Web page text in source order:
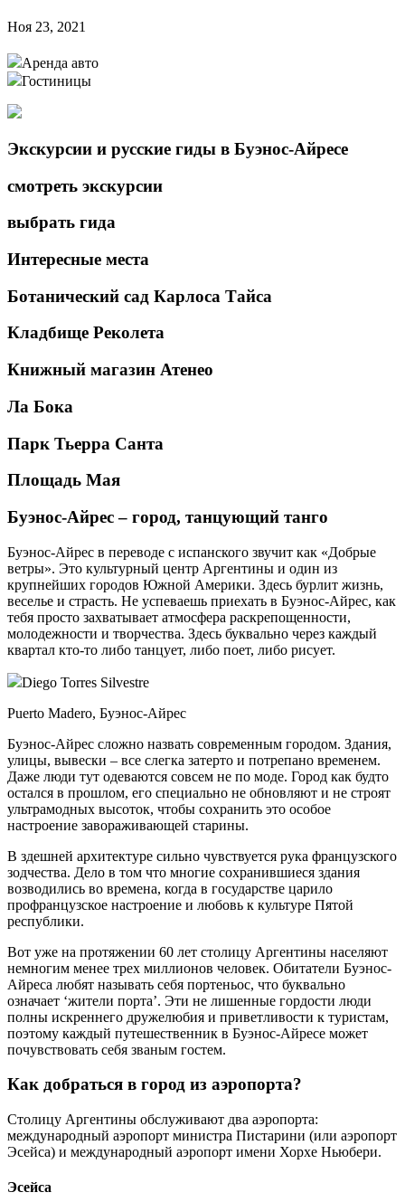
Ноя 23, 2021
Аренда авто
Гостиницы
Экскурсии и русские гиды в Буэнос-Айресе
смотреть экскурсии
выбрать гида
Интересные места
Ботанический сад Карлоса Тайса
Кладбище Реколета
Книжный магазин Атенео
Ла Бока
Парк Тьерра Санта
Площадь Мая
Буэнос-Айрес – город, танцующий танго
Буэнос-Айрес в переводе с испанского звучит как «Добрые
ветры». Это культурный центр Аргентины и один из
крупнейших городов Южной Америки. Здесь бурлит жизнь,
веселье и страсть. Не успеваешь приехать в Буэнос-Айрес, как
тебя просто захватывает атмосфера раскрепощенности,
молодежности и творчества. Здесь буквально через каждый
квартал кто-то либо танцует, либо поет, либо рисует.
Diego Torres Silvestre
Puerto Madero, Буэнос-Айрес
Буэнос-Айрес сложно назвать современным городом. Здания,
улицы, вывески – все слегка затерто и потрепано временем.
Даже люди тут одеваются совсем не по моде. Город как будто
остался в прошлом, его специально не обновляют и не строят
ультрамодных высоток, чтобы сохранить это особое
настроение завораживающей старины.
В здешней архитектуре сильно чувствуется рука французского
зодчества. Дело в том что многие сохранившиеся здания
возводились во времена, когда в государстве царило
профранцузское настроение и любовь к культуре Пятой
республики.
Вот уже на протяжении 60 лет столицу Аргентины населяют
немногим менее трех миллионов человек. Обитатели Буэнос-
Айреса любят называть себя портеньос, что буквально
означает ‘жители порта’. Эти не лишенные гордости люди
полны искреннего дружелюбия и приветливости к туристам,
поэтому каждый путешественник в Буэнос-Айресе может
почувствовать себя званым гостем.
Как добраться в город из аэропорта?
Столицу Аргентины обслуживают два аэропорта:
международный аэропорт министра Пистарини (или аэропорт
Эсейса) и международный аэропорт имени Хорхе Ньюбери.
Эсейса